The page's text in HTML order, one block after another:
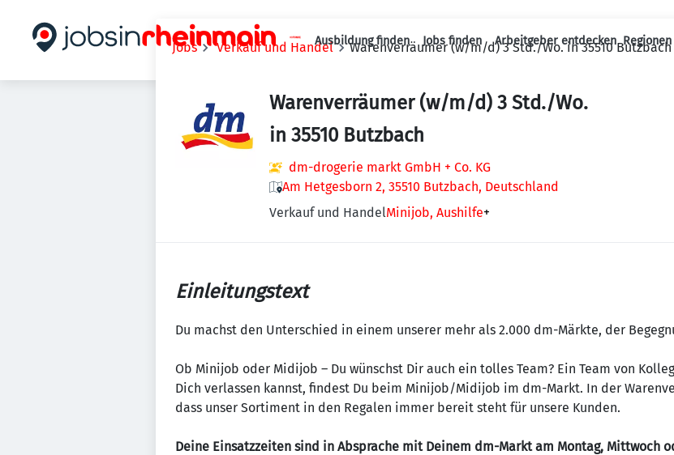
Haupt-Navigation
Ausbildung finden Jobs finden Arbeitgeber entdecken Regionen
Jobs Verkauf und Handel Warenverräumer (w/m/d) 3 Std./Wo. in 35510 Butzbach
Warenverräumer (w/m/d) 3 Std./Wo.
in 35510 Butzbach
dm-drogerie markt GmbH + Co. KG
Am Hetgesborn 2, 35510 Butzbach, Deutschland
Verkauf und HandelMinijob, Aushilfe+
Einleitungstext
Du machst den Unterschied in einem unserer mehr als 2.000 dm-Märkte, der
Ob Minijob oder Midijob – Du wünschst Dir auch ein tolles Team? Ein Team von
Dich verlassen kannst, findest Du beim Minijob/Midijob im dm-Markt. In der
dass unser Sortiment in den Regalen immer bereit steht für unsere Kunden.
Deine Einsatzzeiten sind in Absprache mit Deinem dm-Markt am Montag, Mittwoch